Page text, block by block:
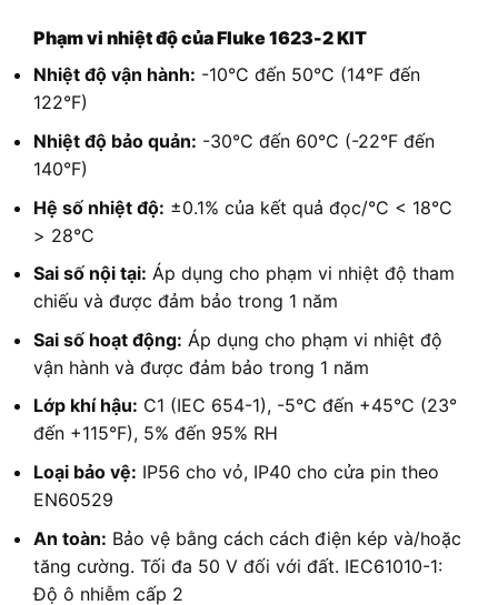
Phạm vi nhiệt độ của Fluke 1623-2 KIT
Nhiệt độ vận hành: -10°C đến 50°C (14°F đến
122°F)
Nhiệt độ bảo quản: -30°C đến 60°C (-22°F đến
140°F)
Hệ số nhiệt độ: ±0.1% của kết quả đọc/°C < 18°C
> 28°C
Sai số nội tại: Áp dụng cho phạm vi nhiệt độ tham
chiếu và được đảm bảo trong 1 năm
Sai số hoạt động: Áp dụng cho phạm vi nhiệt độ
vận hành và được đảm bảo trong 1 năm
Lớp khí hậu: C1 (IEC 654-1), -5°C đến +45°C (23°
đến +115°F), 5% đến 95% RH
Loại bảo vệ: IP56 cho vỏ, IP40 cho cửa pin theo
EN60529
An toàn: Bảo vệ bằng cách cách điện kép và/hoặc
tăng cường. Tối đa 50 V đối với đất. IEC61010-1:
Độ ô nhiễm cấp 2